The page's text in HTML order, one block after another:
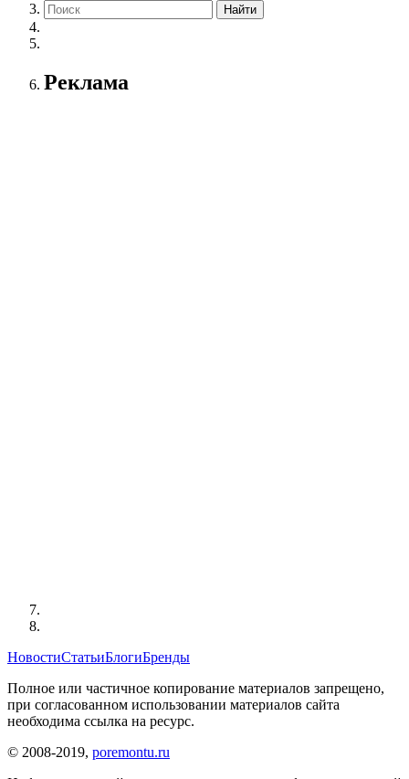
Реклама
НовостиСтатьиБлогиБренды
Полное или частичное копирование материалов запрещено,
при согласованном использовании материалов сайта
необходима ссылка на ресурс.
© 2008-2019, poremontu.ru